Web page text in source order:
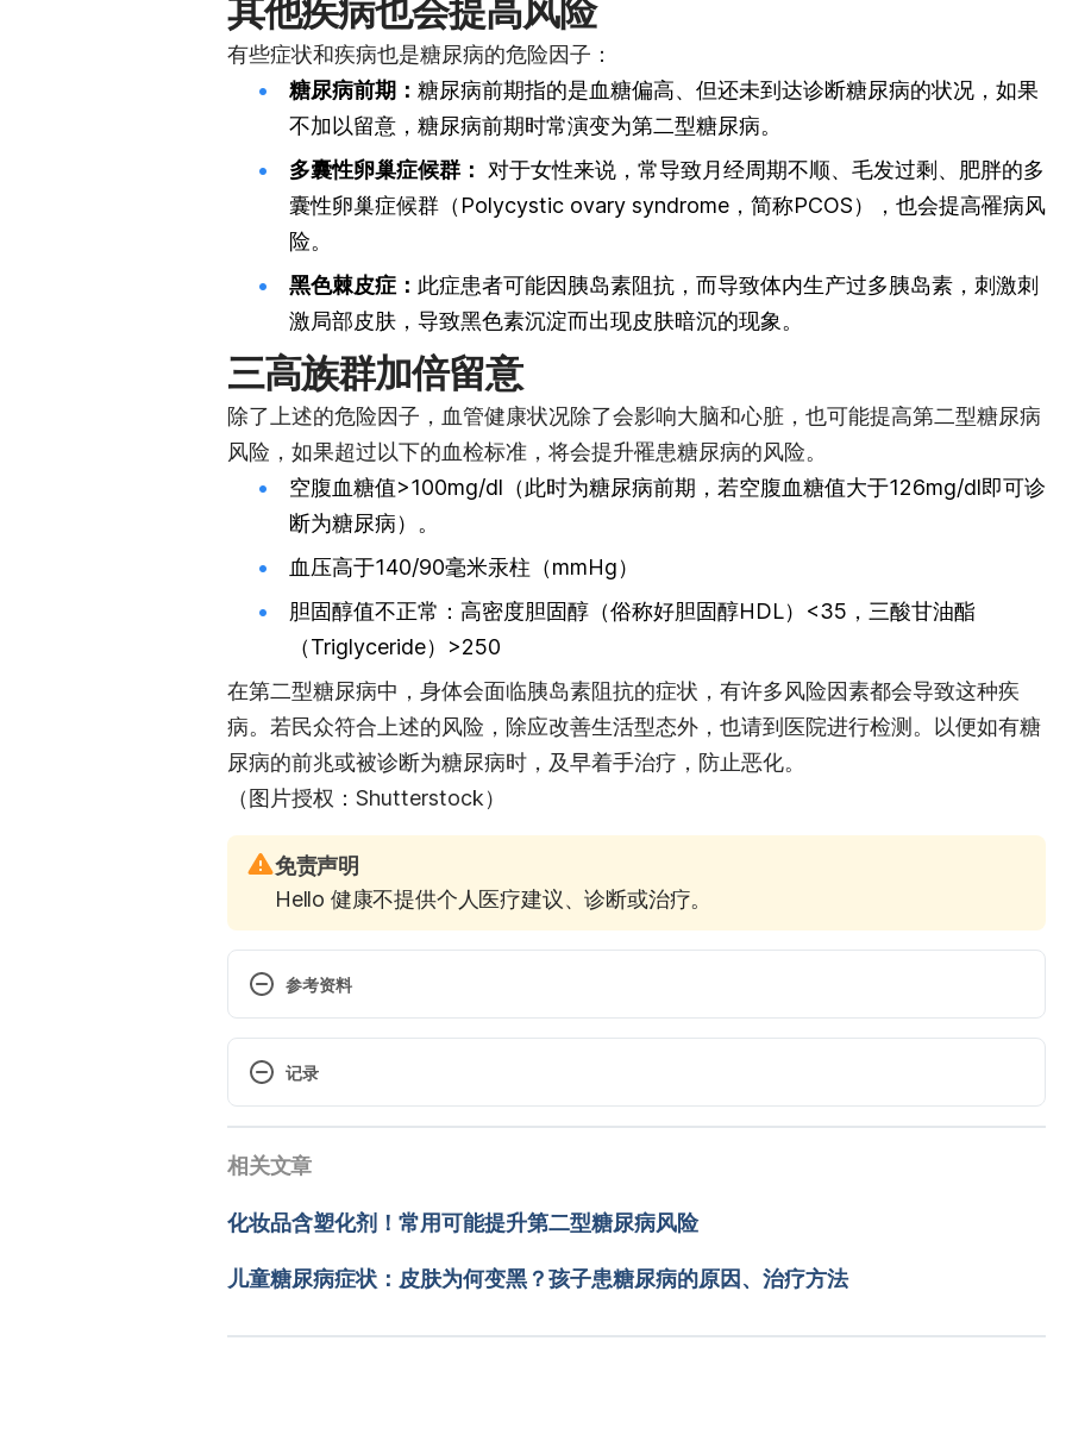
其他疾病也会提高风险
有些症状和疾病也是糖尿病的危险因子：
糖尿病前期： 糖尿病前期指的是血糖偏高、但还未到达诊断糖尿病的状况，如果
不加以留意，糖尿病前期时常演变为第二型糖尿病。
多囊性卵巢症候群： 对于女性来说，常导致月经周期不顺、毛发过剩、肥胖的多
囊性卵巢症候群（Polycystic ovary syndrome，简称PCOS），也会提高罹病风
险。
黑色棘皮症： 此症患者可能因胰岛素阻抗，而导致体内生产过多胰岛素，刺激刺
激局部皮肤，导致黑色素沉淀而出现皮肤暗沉的现象。
三高族群加倍留意
除了上述的危险因子，血管健康状况除了会影响大脑和心脏，也可能提高第二型糖尿病
风险，如果超过以下的血检标准，将会提升罹患糖尿病的风险。
空腹血糖值>100mg/dl（此时为糖尿病前期，若空腹血糖值大于126mg/dl即可诊
断为糖尿病）。
血压高于140/90毫米汞柱（mmHg）
胆固醇值不正常：高密度胆固醇（俗称好胆固醇HDL）<35，三酸甘油酯
（Triglyceride）>250
在第二型糖尿病中，身体会面临胰岛素阻抗的症状，有许多风险因素都会导致这种疾
病。若民众符合上述的风险，除应改善生活型态外，也请到医院进行检测。以便如有糖
尿病的前兆或被诊断为糖尿病时，及早着手治疗，防止恶化。
（图片授权：Shutterstock）
免责声明
Hello 健康不提供个人医疗建议、诊断或治疗。
参考资料
Diabetes(Mayo Clinic). https://www.mayoclinic.org/diseases-conditions/diabetes/.
Accessed October 27 2020
http://www.diabetes.org.tw/wddt_heduc01.jsp?P_TNO=EDUC990010003&P_HCTG=A
记录
2025/06/10
醫學審稿： 賴建翰醫師
Jeff Ong 更新
相关文章
化妆品含塑化剂！常用可能提升第二型糖尿病风险
儿童糖尿病症状：皮肤为何变黑？孩子患糖尿病的原因、治疗方法